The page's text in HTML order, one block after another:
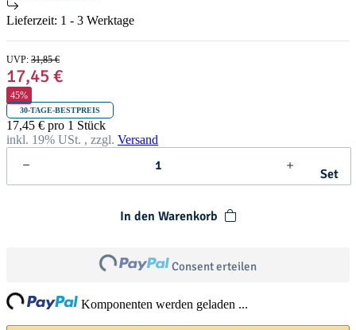
Lieferzeit: 1 - 3 Werktage
UVP: 31,85 €
17,45 €
45%
30-TAGE-BESTPREIS
17,45 € pro 1 Stück
inkl. 19% USt. , zzgl. Versand
Set
In den Warenkorb
Loading... Consent erteilen
Komponenten werden geladen ...